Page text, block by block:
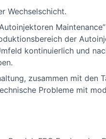
Wechselschicht.
der
kontinuierlich und
zusammen mit den
Probleme mit